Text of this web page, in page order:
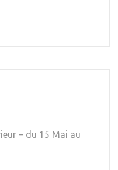
– du 15 Mai au